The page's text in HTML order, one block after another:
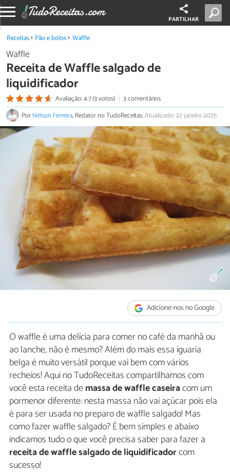
PARTILHAR
Receitas Pão e bolos Waffle
Waffle
Receita de Waffle salgado de
liquidificador
Avaliação: 4.7 (3 votos)
3 comentários
PorNelson Ferreira, Redator no TudoReceitas.Atualizado: 22 janeiro 2025
Adicione-nos no Google
O waffle é uma delícia para comer no café da manhã ou
ao lanche, não é mesmo? Além do mais essa iguaria
belga é muito versátil porque vai bem com vários
recheios! Aqui no TudoReceitas compartilhamos com
você esta receita demassa de waffle caseiracom um
pormenor diferente: nesta massa não vai açúcar pois ela
é para ser usada no preparo de waffle salgado! Mas
como fazer waffle salgado? É bem simples e abaixo
indicamos tudo o que você precisa saber para fazer a
receita de waffle salgado de liquidificadorcom
sucesso!